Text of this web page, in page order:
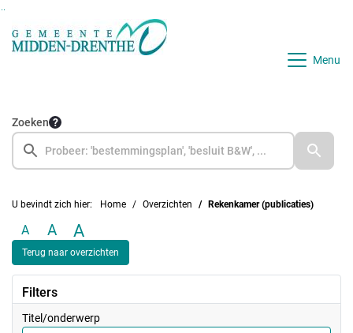
Ga naar de inhoud van deze pagina
Menu
Zoeken
U bevindt zich hier: Home Overzichten Rekenkamer (publicaties)
A A A
Terug naar overzichten
Filters
Titel/onderwerp